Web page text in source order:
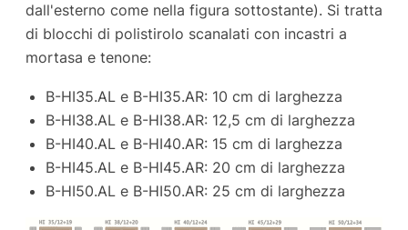
dall'esterno come nella figura sottostante). Si tratta
di blocchi di polistirolo scanalati con incastri a
mortasa e tenone:
B-HI35.AL e B-HI35.AR: 10 cm di larghezza
B-HI38.AL e B-HI38.AR: 12,5 cm di larghezza
B-HI40.AL e B-HI40.AR: 15 cm di larghezza
B-HI45.AL e B-HI45.AR: 20 cm di larghezza
B-HI50.AL e B-HI50.AR: 25 cm di larghezza